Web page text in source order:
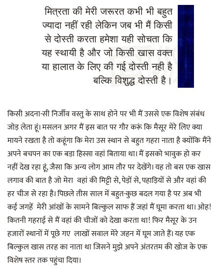
मित्रता की मेरी जरूरत कभी भी बहुत
ज्यादा नहीं रही लेकिन जब भी मैं किसी
से दोस्ती करता हमेशा यही सोचता कि
यह स्थायी है और जो किसी खास वक्त
या हालात के लिए की गई दोस्ती नही है
बल्कि विशुद्ध दोस्ती है।
किसी अदना-सी निर्जीव वस्तु के साथ होने पर भी मैं उससे एक विशेष संबंध
जोड़ लेता हूं। मसलन अगर मैं इस बात पर गौर करूं कि मैसूर मेरे लिए क्या
मायने रखता है तो कहूंगा कि मेरा उस स्थान से बहुत गहरा नाता है क्योंकि मैंने
अपने बचपन का एक बड़ा हिस्सा वहां बिताया था। मैं इसको भावुक हो कर
नहीं देख रहा हूं, जैसा कि अन्य लोग आम तौर पर देखेंगे। यह तो बस एक खास
लगाव की बात है जो मेरा वहां की मिट्टी से, पेड़ों से, पहाड़ियों से और वहां की
हर चीज से रहा है। पिछले तीस साल में बहुत-कुछ बदल गया है पर अब भी
कई जगहें मेरी आंखों के सामने बिल्कुल साफ हैं जहां मैं घूमा करता था। ओह!
कितनी गहराई से मैं वहां की चीजों को देखा करता था! फिर मैसूर के उन
हजारों स्थानों में पूछे गए लाखों सवाल मेरे जहन में घूम जाते हैं। यह एक
बिल्कुल खास तरह का नाता था जिसने मुझे अपने अंतरतम की खोज के एक
विशेष स्तर तक पहुंचा दिया।